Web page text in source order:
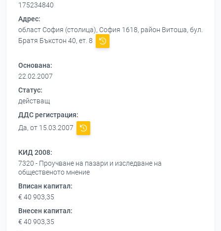
175234840
Адрес:
област София (столица), София 1618, район Витоша, бул.
Братя Бъкстон 40, ет. 8
Основана:
22.02.2007
Статус:
действащ
ДДС регистрация:
Да, от 15.03.2007
КИД 2008:
7320 - Проучване на пазари и изследване на
общественото мнение
Вписан капитал:
€ 40 903,35
Внесен капитал:
€ 40 903,35